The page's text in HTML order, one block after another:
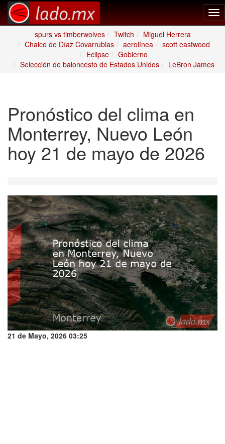
spurs vs timberwolves
Twitch
Miguel Herrera
Chalco de Díaz Covarrubias
aerolínea
scott eastwood
Eclipse
Gobierno
Selección de baloncesto de Estados Unidos
LeBron James
Pronóstico del clima en
Monterrey, Nuevo León
hoy 21 de mayo de 2026
21 de Mayo, 2026 03:25